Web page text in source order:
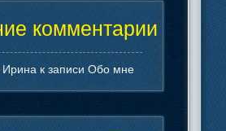
комментарии
Ирина к записиОбо мне